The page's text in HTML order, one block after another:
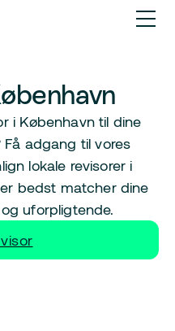
i København til dine
adgang til vores
lokale revisorer i
bedst matcher dine
uforpligtende.